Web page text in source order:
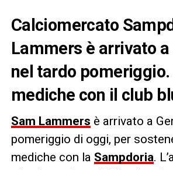
Calciomercato
Lammers è arrivato a
nel tardo
mediche con il club
Sam Lammers è arrivato a
pomeriggio di oggi, per
mediche con la Sampdoria.